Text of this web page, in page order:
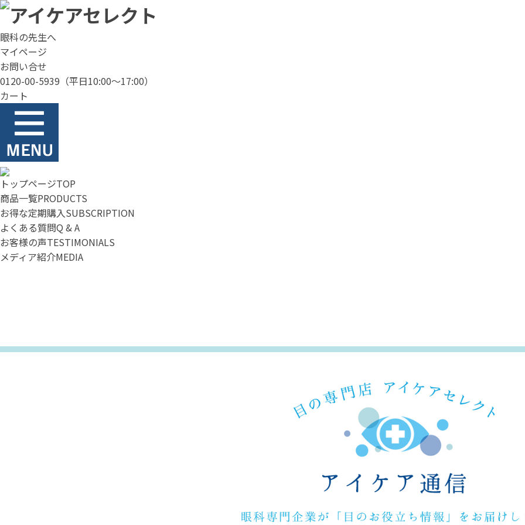
眼科の先生へ
マイページ
お問い合せ
0120-00-5939 （平日10:00～17:00）
カート
トップページTOP
商品一覧PRODUCTS
お得な定期購入SUBSCRIPTION
よくある質問Q & A
お客様の声TESTIMONIALS
メディア紹介MEDIA